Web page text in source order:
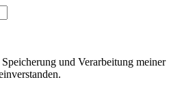
und Verarbeitung meiner